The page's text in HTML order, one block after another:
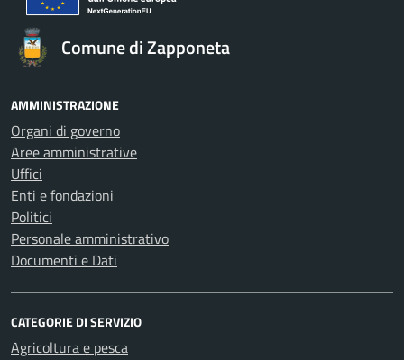
Comune di Zapponeta
AMMINISTRAZIONE
Organi di governo
Aree amministrative
Uffici
Enti e fondazioni
Politici
Personale amministrativo
Documenti e Dati
CATEGORIE DI SERVIZIO
Agricoltura e pesca